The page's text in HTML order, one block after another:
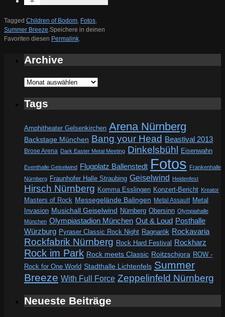
Tagged Children of Bodom, Fotos,
Summer Breeze.Speichere in deinen
Favoriten diesen Permalink.
Archive
Archive
Tags
Amphitheater Gelsenkirchen Arena Nürnberg
Backstage München Bang your Head Beastival 2013
Brose Arena Dark Easter Metal Meeting Dinkelsbühl Eisenwahn
Eventhalle Geiselwind Flugplatz Ballenstedt Fotos Frankenhalle
Nürnberg Fraunhofer Halle Straubing Geiselwind Heidenfest
Hirsch Nürnberg Komma Esslingen Konzert-Bericht Kreator
Masters of Rock Messegelände Balingen Metal Assault Metal
Invasion Musichall Geiselwind Nürnberg Obersinn Olympiahalle
München Olympiastadion München Out & Loud Posthalle
Würzburg Pyraser Classic Rock Night Ragnarök Rockavaria
Rockfabrik Nürnberg Rock Hard Festival Rockharz
Rock im Park Rock meets Classic Roitzschjora ROW -
Rock for One World Stadthalle Lichtenfels Summer
Breeze With Full Force Zeppelinfeld Nürnberg
Neueste Beiträge